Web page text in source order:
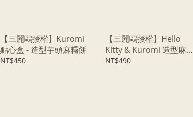
【三麗鷗授權】Kuromi
點心盒 - 造型芋頭麻糬餅
NT$450
【三麗鷗授權】Hello
Kitty & Kuromi 造型麻糬
餅禮盒
NT$490